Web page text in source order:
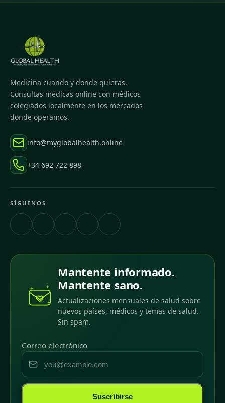
Medicina cuando y donde quieras.
Consultas médicas online con médicos
colegiados localmente en los mercados
donde operamos.
info@myglobalhealth.online
+34 692 722 898
SÍGUENOS
Mantente informado.
Mantente sano.
Actualizaciones mensuales de salud sobre
nuevos países, médicos y temas de salud.
Sin spam.
Correo electrónico
Suscribirse